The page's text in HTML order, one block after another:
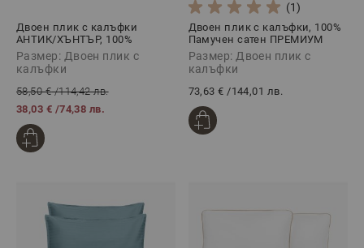
Двоен плик с калъфки
АНТИК/ХЪНТЪР, 100%
Памучен сатен, 3 части
Размер: Двоен плик с
калъфки
58,50 €/114,42 лв.
38,03 € /74,38 лв.
(1)
Двоен плик с калъфки, 100%
Памучен сатен ПРЕМИУМ
КЛАСИК ЧЕРНО, 3 части
Размер: Двоен плик с
калъфки
73,63 € /144,01 лв.